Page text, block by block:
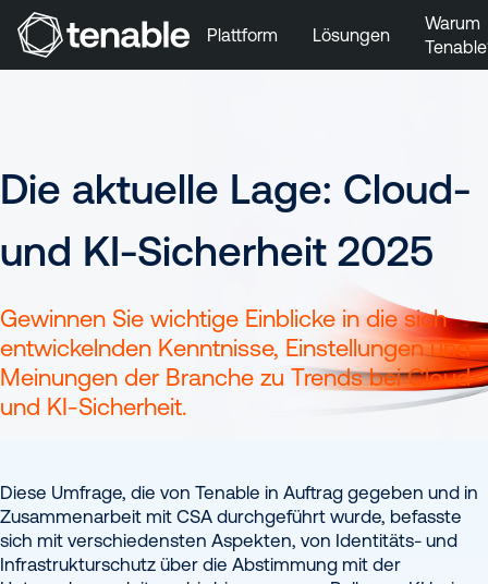
Plattform Lösungen
Warum
Die aktuelle Lage: Cloud-
und KI-Sicherheit 2025
Gewinnen Sie wichtige Einblicke in die sich
entwickelnden Kenntnisse, Einstellungen und
Meinungen der Branche zu Trends bei Cloud-
und KI-Sicherheit.
Diese Umfrage, die von Tenable in Auftrag gegeben und in
Zusammenarbeit mit CSA durchgeführt wurde, befasste
sich mit verschiedensten Aspekten, von Identitäts- und
Infrastrukturschutz über die Abstimmung mit der